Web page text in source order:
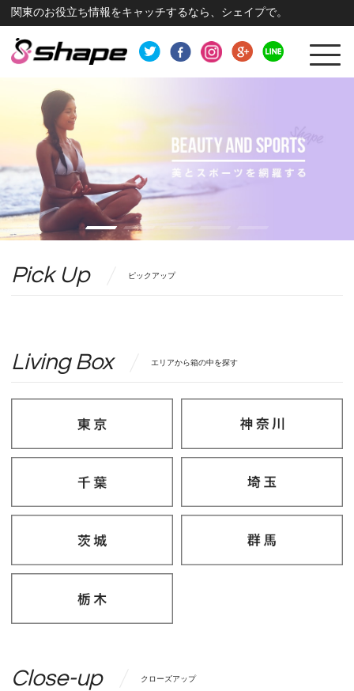
関東のお役立ち情報をキャッチするなら、シェイプで。
Pick Up ピックアップ
Living Box エリアから箱の中を探す
Close-up クローズアップ